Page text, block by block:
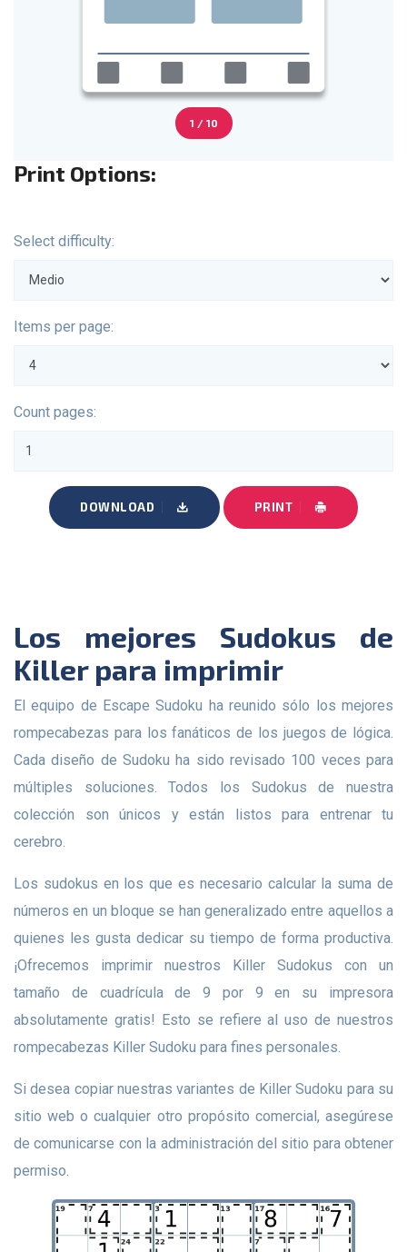
1 / 10
Print Options:
Select difficulty:
Items per page:
Count pages:
DOWNLOAD PRINT
Los mejores Sudokus de
Killer para imprimir
El equipo de Escape Sudoku ha reunido sólo los mejores
rompecabezas para los fanáticos de los juegos de lógica.
Cada diseño de Sudoku ha sido revisado 100 veces para
múltiples soluciones. Todos los Sudokus de nuestra
colección son únicos y están listos para entrenar tu
cerebro.
Los sudokus en los que es necesario calcular la suma de
números en un bloque se han generalizado entre aquellos a
quienes les gusta dedicar su tiempo de forma productiva.
¡Ofrecemos imprimir nuestros Killer Sudokus con un
tamaño de cuadrícula de 9 por 9 en su impresora
absolutamente gratis! Esto se refiere al uso de nuestros
rompecabezas Killer Sudoku para fines personales.
Si desea copiar nuestras variantes de Killer Sudoku para su
sitio web o cualquier otro propósito comercial, asegúrese
de comunicarse con la administración del sitio para obtener
permiso.